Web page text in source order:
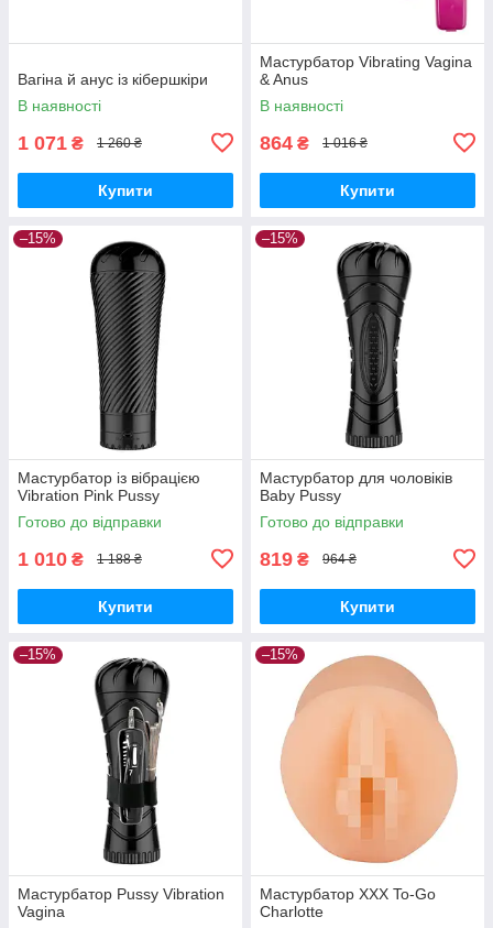
Вагіна й анус із кібершкіри
В наявності
1 071 ₴ 1 260 ₴
Купити
Мастурбатор Vibrating Vagina
& Anus
В наявності
864 ₴ 1 016 ₴
Купити
–15%
Мастурбатор із вібрацією
Vibration Pink Pussy
Готово до відправки
1 010 ₴ 1 188 ₴
Купити
–15%
Мастурбатор для чоловіків
Baby Pussy
Готово до відправки
819 ₴ 964 ₴
Купити
–15%
Мастурбатор Pussy Vibration
Vagina
–15%
Мастурбатор XXX To-Go
Charlotte